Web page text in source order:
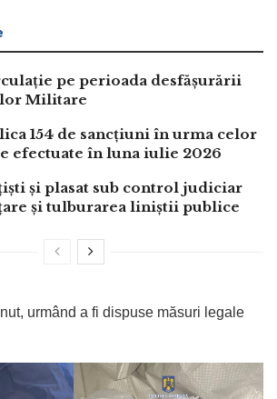
pe perioada desfășurării
Militare
154 de sancțiuni în urma celor
efectuate în luna iulie 2026
și plasat sub control judiciar
și tulburarea liniștii publice
urmând a fi dispuse măsuri legale